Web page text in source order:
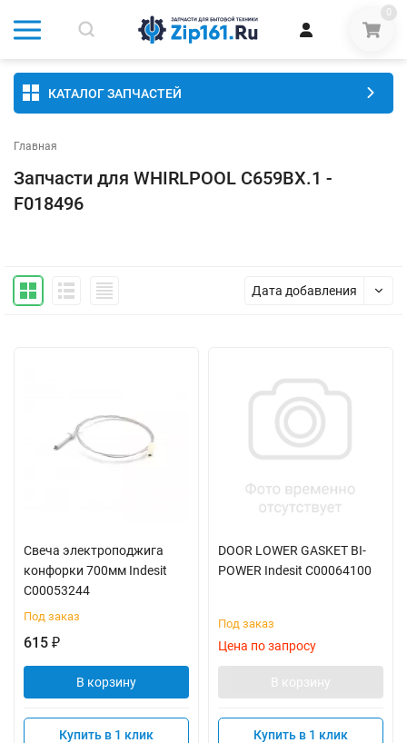
0
КАТАЛОГ ЗАПЧАСТЕЙ
Главная
Запчасти для WHIRLPOOL C659BX.1 -
F018496
Дата добавления
Свеча электроподжига
конфорки 700мм Indesit
C00053244
Под заказ
615 ₽
В корзину
Купить в 1 клик
DOOR LOWER GASKET BI-
POWER Indesit C00064100
Под заказ
Цена по запросу
В корзину
Купить в 1 клик